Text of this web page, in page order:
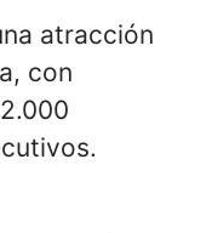
atracción
con